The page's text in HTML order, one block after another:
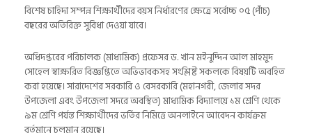
বিশেষ চাহিদা সম্পন্ন শিক্ষার্থীদের বয়স নির্ধারণের ক্ষেত্রে সর্বোচ্চ ০৫ (পাঁচ)
বছরের অতিরিক্ত সুবিধা দেওয়া যাবে।
অধিদপ্তরের পরিচালক (মাধ্যমিক) প্রফেসর ড. খান মইনুদ্দিন আল মাহমুদ
সোহেল স্বাক্ষরিত বিজ্ঞপ্তিতে অভিভাবকসহ সংশ্লিষ্ট সকলকে বিষয়টি অবহিত
করা হয়েছে। সারাদেশের সরকারি ও বেসরকারি (মহানগরী, জেলার সদর
উপজেলা এবং উপজেলা সদরে অবস্থিত) মাধ্যমিক বিদ্যালয়ে ১ম শ্রেণি থেকে
৯ম শ্রেণি পর্যন্ত শিক্ষার্থীদের ভর্তির নিমিত্তে অনলাইনে আবেদন কার্যক্রম
বর্তমানে চলমান রয়েছে।